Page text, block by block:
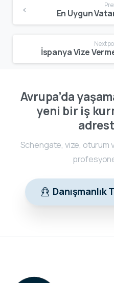
Next
Avrupa’da
yeni bir iş
Schengate, vize, oturum
Danışmanlık